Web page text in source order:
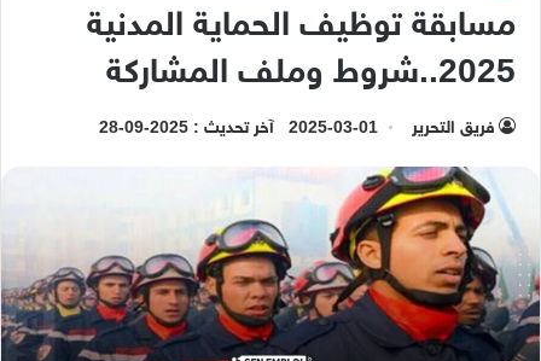
مسابقة توظيف الحماية المدنية
2025..شروط وملف المشاركة
فريق التحرير 2025-03-01 آخر تحديث : 2025-09-28